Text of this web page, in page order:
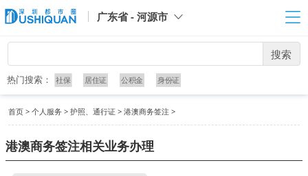
广东省 - 河源市
搜索
热门搜索： 社保 居住证 公积金 身份证
首页 > 个人服务 > 护照、通行证 > 港澳商务签注 >
港澳商务签注相关业务办理